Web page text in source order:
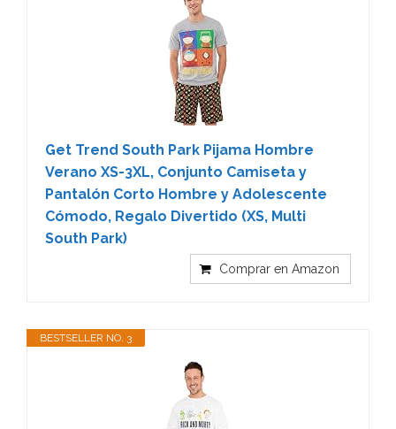
Get Trend South Park Pijama Hombre
Verano XS-3XL, Conjunto Camiseta y
Pantalón Corto Hombre y Adolescente
Cómodo, Regalo Divertido (XS, Multi
South Park)
Comprar en Amazon
BESTSELLER NO. 3